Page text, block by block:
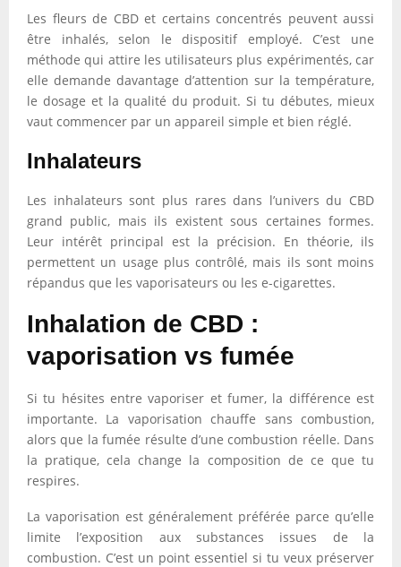
Les fleurs de CBD et certains concentrés peuvent aussi
être inhalés, selon le dispositif employé. C’est une
méthode qui attire les utilisateurs plus expérimentés, car
elle demande davantage d’attention sur la température,
le dosage et la qualité du produit. Si tu débutes, mieux
vaut commencer par un appareil simple et bien réglé.
Inhalateurs
Les inhalateurs sont plus rares dans l’univers du CBD
grand public, mais ils existent sous certaines formes.
Leur intérêt principal est la précision. En théorie, ils
permettent un usage plus contrôlé, mais ils sont moins
répandus que les vaporisateurs ou les e-cigarettes.
Inhalation de CBD :
vaporisation vs fumée
Si tu hésites entre vaporiser et fumer, la différence est
importante. La vaporisation chauffe sans combustion,
alors que la fumée résulte d’une combustion réelle. Dans
la pratique, cela change la composition de ce que tu
respires.
La vaporisation est généralement préférée parce qu’elle
limite l’exposition aux substances issues de la
combustion. C’est un point essentiel si tu veux préserver